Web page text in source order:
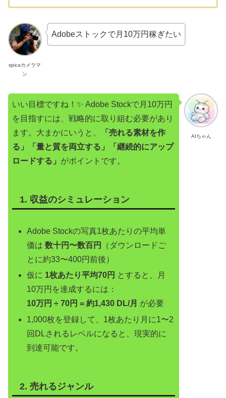
spicaカメラマ
ン
Adobeストックで月10万円稼ぎたい
AIちゃん
いい目標ですね！✨ Adobe Stockで月10万円
を目指すには、戦略的に取り組む必要があり
ます。大まかにいうと、
「売れる素材を作
る」「量と質を両立する」「継続的にアップ
ロードする」 がポイントです。
1. 収益のシミュレーション
Adobe Stockの写真1枚あたりの平均単
価は数十円〜数百円
（ダウンロードご
とに約33〜400円前後）
仮に 1枚あたり平均70円 とすると、月
10万円を達成するには：
10万円 ÷ 70円 = 約1,430 DL/月 が必要
1,000枚を登録して、1枚あたり月に1〜2
回DLされるレベルになると、現実的に
到達可能です。
2. 売れるジャンル